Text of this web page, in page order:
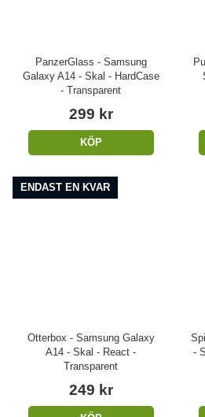
PanzerGlass - Samsung
Galaxy A14 - Skal - HardCase
- Transparent
299 kr
KÖP
ENDAST EN KVAR
Otterbox - Samsung Galaxy
A14 - Skal - React -
Transparent
249 kr
-